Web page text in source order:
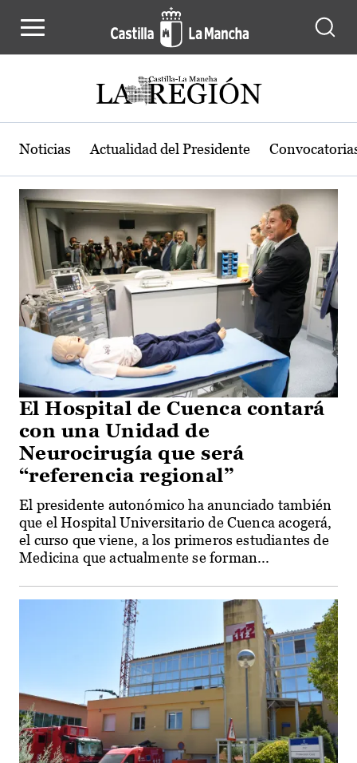
Actualidad de la región de Castilla-
Noticias Actualidad del Presidente
El Hospital de Cuenca contará
con una Unidad de
Neurocirugía que será
“referencia regional”
El presidente autonómico ha anunciado también
que el Hospital Universitario de Cuenca acogerá,
el curso que viene, a los primeros estudiantes de
Medicina que actualmente se forman...